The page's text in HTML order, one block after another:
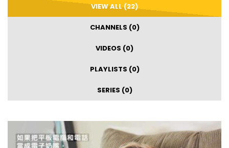
VIEW ALL (22)
CHANNELS (0)
VIDEOS (0)
PLAYLISTS (0)
SERIES (0)